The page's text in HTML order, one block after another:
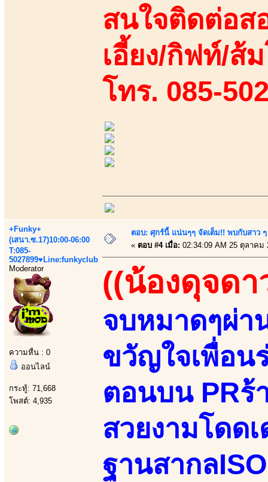
สนใจติดต่อส
เอี้ยง/กิฟท์/ส้
โทร. 085-
+Funky+
(เสนา.ซ.17)10:00-06:00
T:085-
5027899♥Line:funkyclub
Moderator
ความหื่น : 0
ออนไลน์
กระทู้: 71,668
โพสต์: 4,935
ตอบ: ศุกร์นี้ แน่นๆๆ จัดเต็ม!! พบกับสาว
« ตอบ #4 เมื่อ: 02:34:09 AM 25 ตุลาคม
((น้องดุจดา
จบหมาดๆผ่า
ขวัญใจเพื่อน
ตอนบน PRร้
สวยงามโดด
ฐานสากล